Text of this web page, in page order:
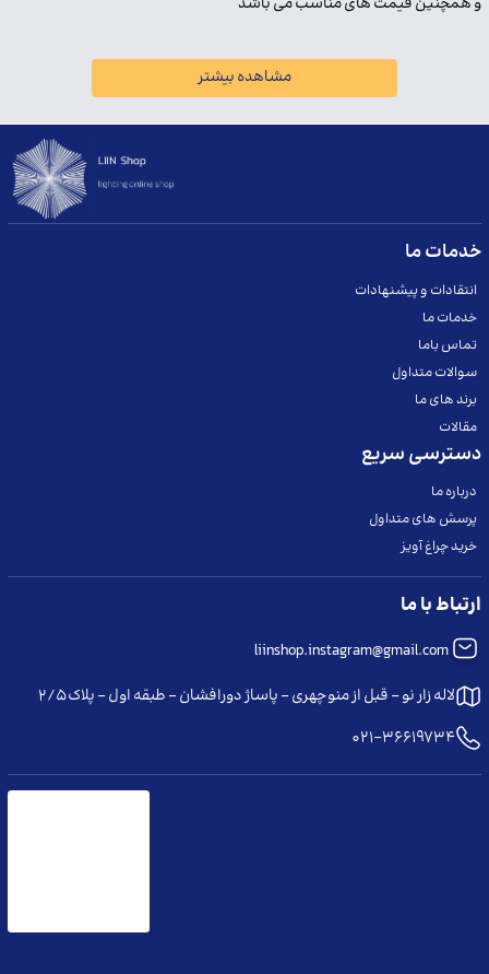
مشاهده بیشتر
خدمات ما
انتقادات و پیشنهادات
خدمات ما
تماس باما
سوالات متداول
برند های ما
مقالات
دسترسی سریع
درباره ما
پرسش های متداول
خرید چراغ آویز
ارتباط با ما
liinshop.instagram@gmail.com
لاله زار نو - قبل از منوچهری - پاساژ دورافشان - طبقه اول - پلاک ۲/۵
021-36619734